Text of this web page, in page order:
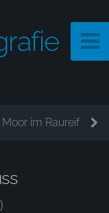
Moor im Raureif